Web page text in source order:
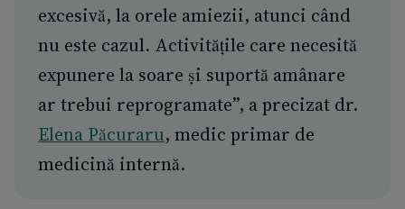
excesivă, la orele amiezii, atunci când
nu este cazul. Activitățile care necesită
expunere la soare și suportă amânare
ar trebui reprogramate”, a precizat dr.
Elena Păcuraru, medic primar de
medicină internă.